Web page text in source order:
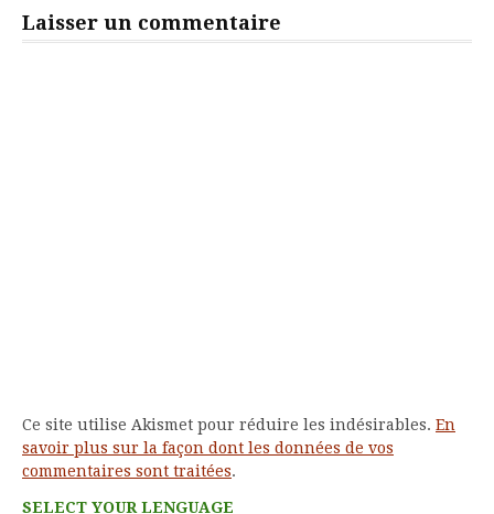
Laisser un commentaire
Ce site utilise Akismet pour réduire les indésirables. En
savoir plus sur la façon dont les données de vos
commentaires sont traitées.
SELECT YOUR LENGUAGE